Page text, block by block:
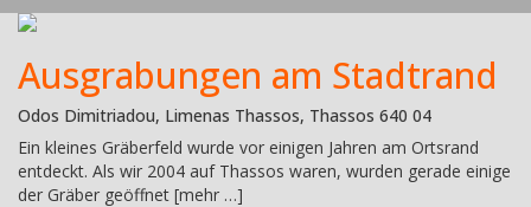
Ausgrabungen am Stadtrand
Odos Dimitriadou, Limenas Thassos, Thassos 640 04
Ein kleines Gräberfeld wurde vor einigen Jahren am Ortsrand
entdeckt. Als wir 2004 auf Thassos waren, wurden gerade einige
der Gräber geöffnet [mehr …]